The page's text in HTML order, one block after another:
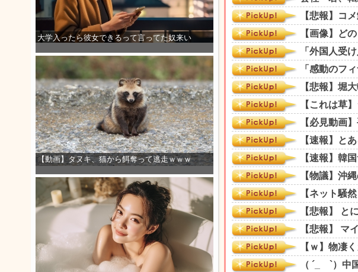
大学入ったら彼女できるって言ってた奴来い
【動画】タヌキ、猫から餌奪って逃走ｗｗｗ